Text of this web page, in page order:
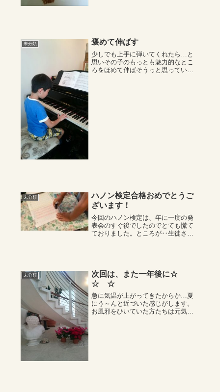
未分類 褒めて伸ばす
少しでも上手に弾いてくれたら…と
思いその子のもっとも魅力的なとこ
ろをほめて伸ばそうっと思っていま
未分類
ハノン検定合格おめでとうご
ざいます！
今回のハノン検定は、年に一度の発
表会のすぐ後でしたのでとても慌て
ておりました。ところが‥生徒さん
中力を持って対応...
未分類
次回は、また一年後に☆
☆ ☆
急に気温が上がってきたからか…夏
にう～んと近づいた感じがします。
お風邪をひいていた方たちは元気に